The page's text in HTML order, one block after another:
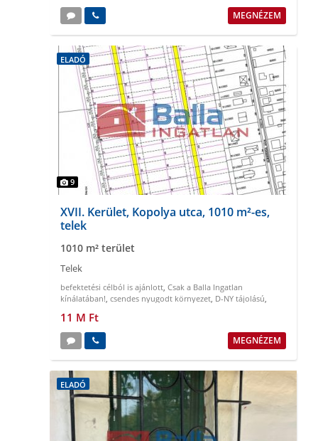
MEGNÉZEM
ELADÓ
9
XVII. Kerület, Kopolya utca, 1010 m²-es,
telek
1010 m² terület
Telek
befektetési célból is ajánlott, Csak a Balla Ingatlan
kínálatában!, csendes nyugodt környezet, D-NY tájolású,
11 M Ft
MEGNÉZEM
ELADÓ